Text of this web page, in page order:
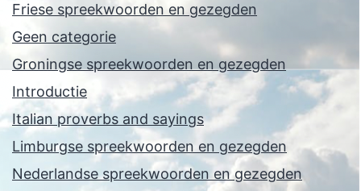
Friese spreekwoorden en gezegden
Geen categorie
Groningse spreekwoorden en gezegden
Introductie
Italian proverbs and sayings
Limburgse spreekwoorden en gezegden
Nederlandse spreekwoorden en gezegden